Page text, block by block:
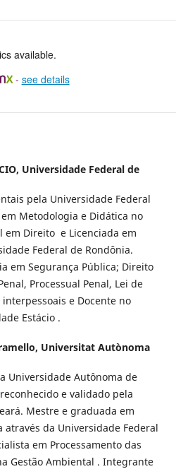
available.
- see details
Universidade Federal de
pela Universidade Federal
Metodologia e Didática no
em Direito e Licenciada em
Federal de Rondônia.
em Segurança Pública; Direito
Processual Penal, Lei de
interpessoais e Docente no
Estácio .
Universitat Autònoma
Universidade Autônoma de
e validado pela
Mestre e graduada em
através da Universidade Federal
em Processamento das
Gestão Ambiental . Integrante